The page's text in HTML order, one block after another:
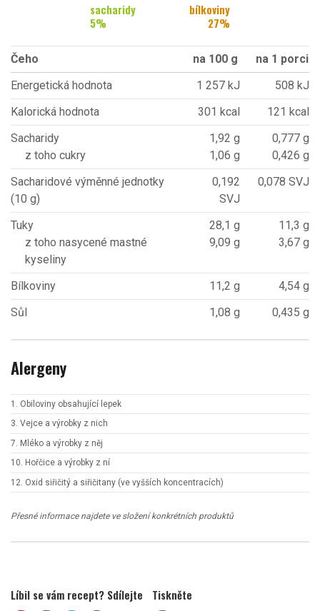
sacharidy
5%
bílkoviny
27%
Čeho na 100 g
na 1 porci
Energetická hodnota
1 257 kJ
508 kJ
Kalorická hodnota
301 kcal
121 kcal
Sacharidy
z toho cukry
1,92 g
1,06 g
0,777 g
0,426 g
Sacharidové výměnné jednotky
(10 g)
0,192
SVJ
0,078 SVJ
Tuky
z toho nasycené mastné
kyseliny
28,1 g
9,09 g
11,3 g
3,67 g
Bílkoviny 11,2 g
4,54 g
Sůl
1,08 g 0,435 g
Alergeny
1. Obiloviny obsahující lepek
3. Vejce a výrobky z nich
7. Mléko a výrobky z něj
10. Hořčice a výrobky z ní
12. Oxid siřičitý a siřičitany (ve vyšších koncentracích)
Přesné informace najdete ve složení konkrétních produktů
Líbil se vám recept? Sdílejte Tiskněte